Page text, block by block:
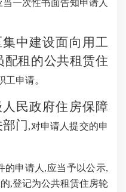
一次性书面告知申请人
中建设面向用工
租的公共租赁住
工申请。
民政府住房保障
门,对申请人提交的申
的申请人,应当予以公示,
,登记为公共租赁住房轮